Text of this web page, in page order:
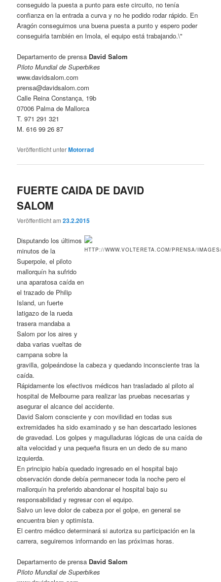
conseguido la puesta a punto para este circuito, no tenía
confianza en la entrada a curva y no he podido rodar rápido. En
Aragón conseguimos una buena puesta a punto y espero poder
conseguirla también en Imola, el equipo está trabajando.\"
Departamento de prensa David Salom
Piloto Mundial de Superbikes
www.davidsalom.com
prensa@davidsalom.com
Calle Reina Constança, 19b
07006 Palma de Mallorca
T. 971 291 321
M. 616 99 26 87
Veröffentlicht unterMotorrad
FUERTE CAIDA DE DAVID
SALOM
Veröffentlicht am23.2.2015
Disputando los últimos
minutos de la
Superpole, el piloto
mallorquín ha sufrido
una aparatosa caída en
el trazado de Philip
Island, un fuerte
latigazo de la rueda
trasera mandaba a
Salom por los aires y
daba varias vueltas de
campana sobre la
gravilla, golpeándose la cabeza y quedando inconsciente tras la
caída.
Rápidamente los efectivos médicos han trasladado al piloto al
hospital de Melbourne para realizar las pruebas necesarias y
asegurar el alcance del accidente.
David Salom consciente y con movilidad en todas sus
extremidades ha sido examinado y se han descartado lesiones
de gravedad. Los golpes y magulladuras lógicas de una caída de
alta velocidad y una pequeña fisura en un dedo de su mano
izquierda.
En principio había quedado ingresado en el hospital bajo
observación donde debía permanecer toda la noche pero el
mallorquín ha preferido abandonar el hospital bajo su
responsabilidad y regresar con el equipo.
Salvo un leve dolor de cabeza por el golpe, en general se
encuentra bien y optimista.
El centro médico determinará si autoriza su participación en la
carrera, seguiremos informando en las próximas horas.
Departamento de prensa David Salom
Piloto Mundial de Superbikes